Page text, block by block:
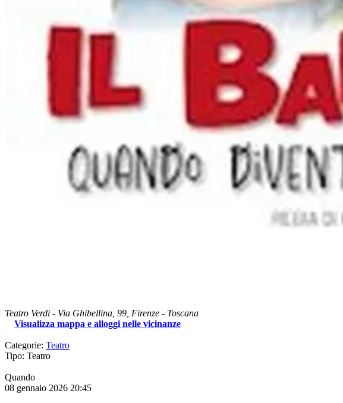
Teatro Verdi - Via Ghibellina, 99, Firenze - Toscana
Visualizza mappa e alloggi nelle vicinanze
Categorie: Teatro
Tipo: Teatro
Quando
08 gennaio 2026 20:45